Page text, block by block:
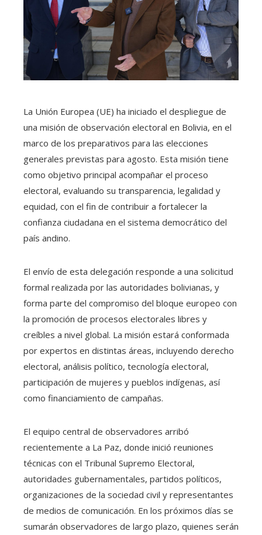
La Unión Europea (UE) ha iniciado el despliegue de
una misión de observación electoral en Bolivia, en el
marco de los preparativos para las elecciones
generales previstas para agosto. Esta misión tiene
como objetivo principal acompañar el proceso
electoral, evaluando su transparencia, legalidad y
equidad, con el fin de contribuir a fortalecer la
confianza ciudadana en el sistema democrático del
país andino.
El envío de esta delegación responde a una solicitud
formal realizada por las autoridades bolivianas, y
forma parte del compromiso del bloque europeo con
la promoción de procesos electorales libres y
creíbles a nivel global. La misión estará conformada
por expertos en distintas áreas, incluyendo derecho
electoral, análisis político, tecnología electoral,
participación de mujeres y pueblos indígenas, así
como financiamiento de campañas.
El equipo central de observadores arribó
recientemente a La Paz, donde inició reuniones
técnicas con el Tribunal Supremo Electoral,
autoridades gubernamentales, partidos políticos,
organizaciones de la sociedad civil y representantes
de medios de comunicación. En los próximos días se
sumarán observadores de largo plazo, quienes serán